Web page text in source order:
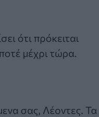
ότι πρόκειται
μέχρι τώρα.
σας, Λέοντες. Τα